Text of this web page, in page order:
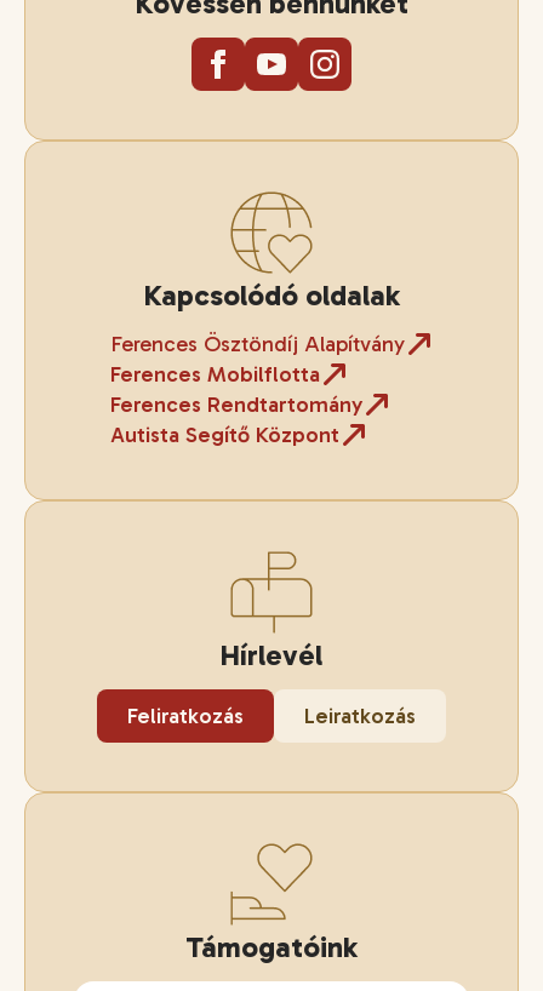
Kapcsolódó oldalak
Ferences Ösztöndíj Alapítvány
Ferences Mobilflotta
Ferences Rendtartomány
Autista Segítő Központ
Hírlevél
Feliratkozás Leiratkozás
Támogatóink